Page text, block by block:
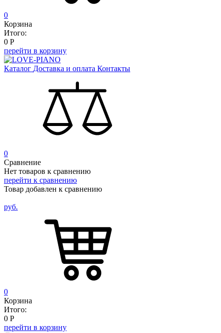
0
Корзина
Итого:
0 Р
перейти в корзину
Каталог Доставка и оплата Контакты
0
Сравнение
Нет товаров к сравнению
перейти к сравнению
Товар добавлен к сравнению
руб.
0
Корзина
Итого:
0 Р
перейти в корзину